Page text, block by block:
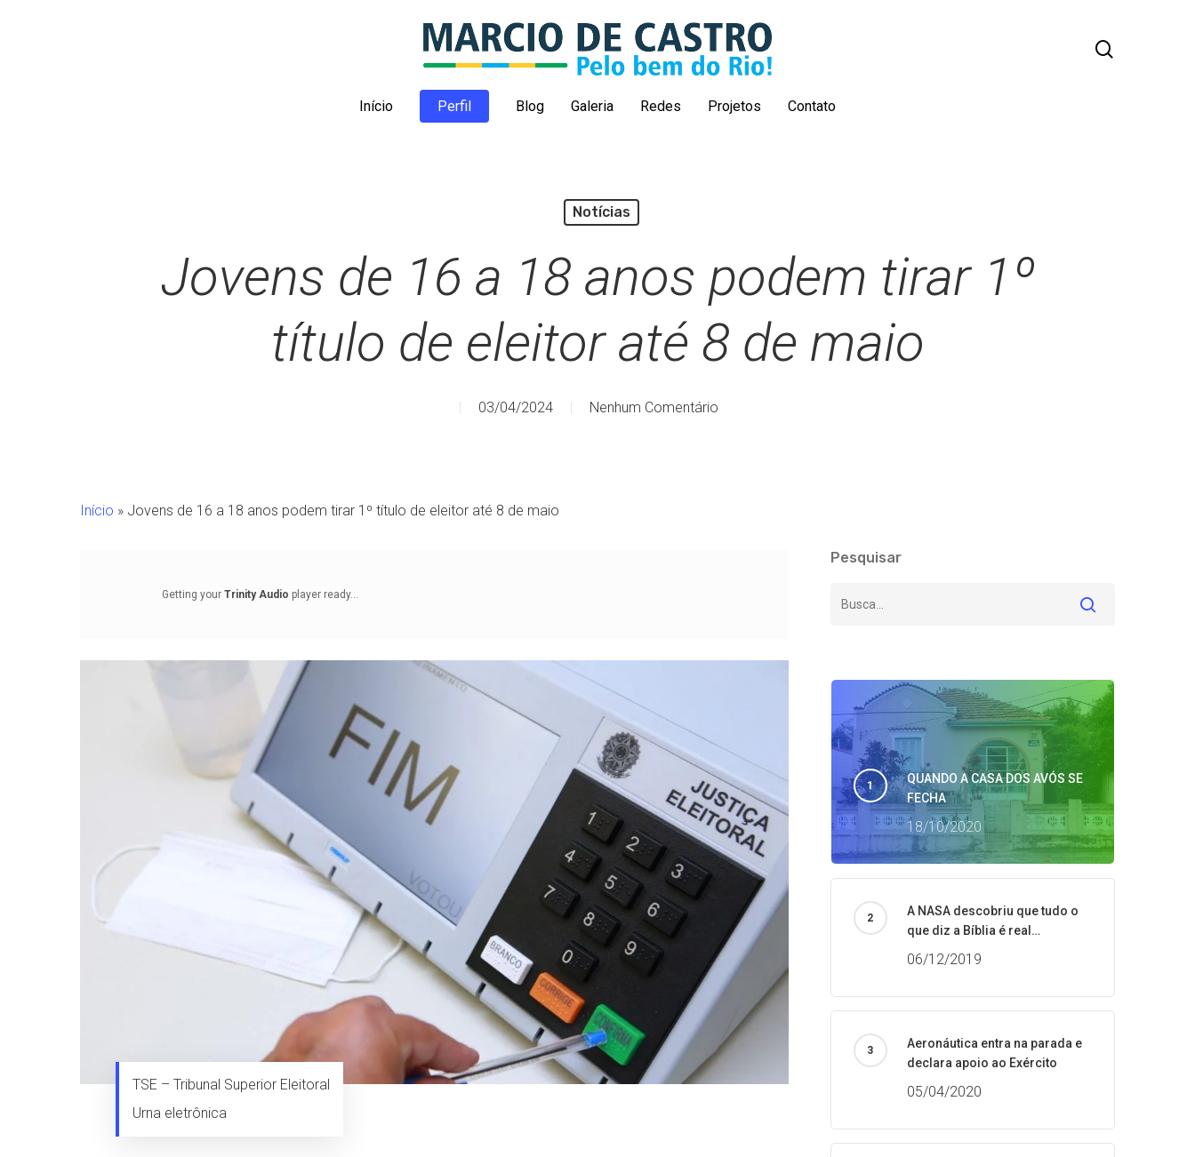
Pressione Enter para pesquisar ou ESC para fechar
Início Perfil Blog Galeria Redes Projetos Contato
Notícias
Jovens de 16 a 18 anos podem tirar 1º
título de eleitor até 8 de maio
03/04/2024 Nenhum Comentário
Início » Jovens de 16 a 18 anos podem tirar 1º título de eleitor até 8 de maio
Getting your Trinity Audio player ready...
TSE – Tribunal Superior Eleitoral
Urna eletrônica
Pesquisar
QUANDO A CASA DOS AVÓS SE
FECHA
18/10/2020
A NASA descobriu que tudo o
que diz a Bíblia é real…
06/12/2019
Aeronáutica entra na parada e
declara apoio ao Exército
05/04/2020